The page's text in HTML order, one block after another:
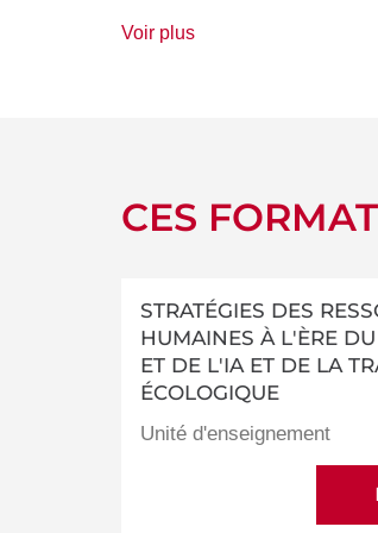
Voir plusde
CES
STRATÉGIES DES
HUMAINES À L'ÈRE
ET DE L'IA ET DE LA
ÉCOLOGIQUE
Unité d'enseignement